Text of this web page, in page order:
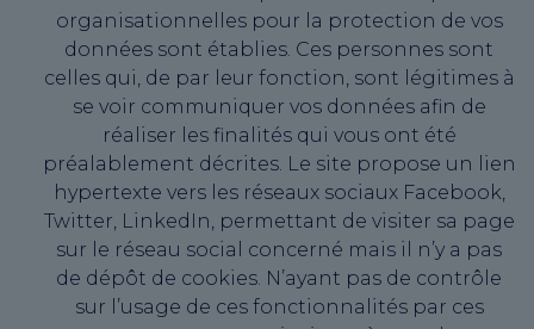
organisationnelles pour la protection de vos
données sont établies. Ces personnes sont
celles qui, de par leur fonction, sont légitimes à
se voir communiquer vos données afin de
réaliser les finalités qui vous ont été
préalablement décrites. Le site propose un lien
hypertexte vers les réseaux sociaux Facebook,
Twitter, LinkedIn, permettant de visiter sa page
sur le réseau social concerné mais il n’y a pas
de dépôt de cookies. N’ayant pas de contrôle
sur l’usage de ces fonctionnalités par ces